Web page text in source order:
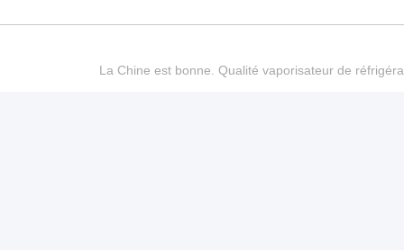
La Chine est bonne. Qualité vaporisateur de